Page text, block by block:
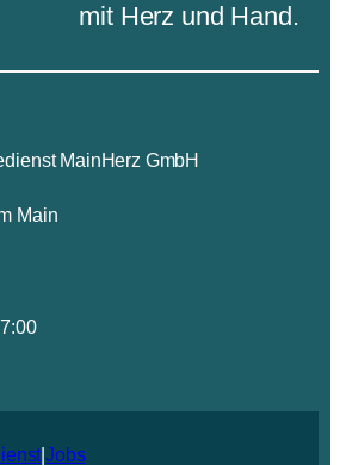
mit Herz und Hand.
MainHerz GmbH
Main
|Jobs